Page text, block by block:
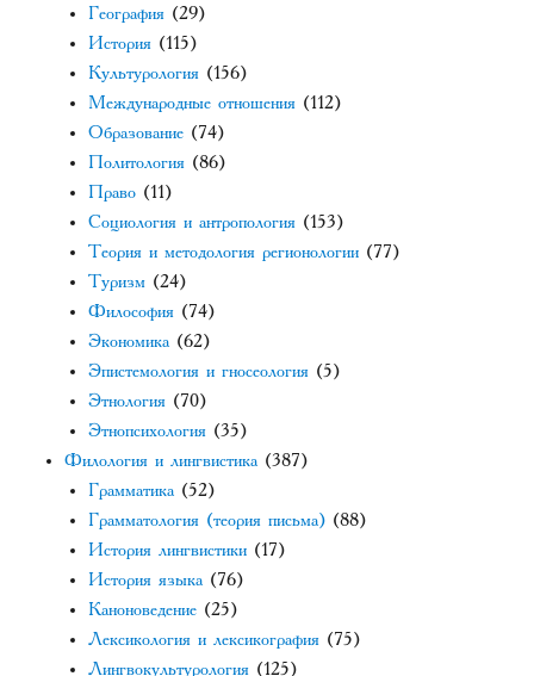
География (29)
История (115)
Культурология (156)
Международные отношения (112)
Образование (74)
Политология (86)
Право (11)
Социология и антропология (153)
Теория и методология регионологии (77)
Туризм (24)
Философия (74)
Экономика (62)
Эпистемология и гносеология (5)
Этнология (70)
Этнопсихология (35)
Филология и лингвистика (387)
Грамматика (52)
Грамматология (теория письма) (88)
История лингвистики (17)
История языка (76)
Каноноведение (25)
Лексикология и лексикография (75)
Лингвокультурология (125)